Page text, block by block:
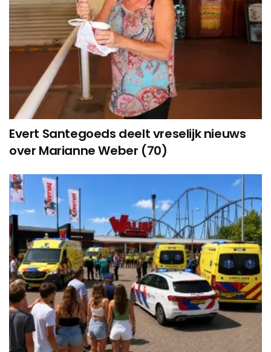
Evert Santegoeds deelt vreselijk nieuws
over Marianne Weber (70)